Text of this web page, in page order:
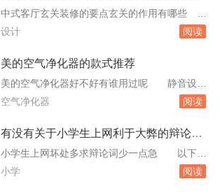
业最及时、最全面的地板新闻资讯。9正建材
网：9正建材网中国建材第一网是建材行业门。
么方法
中式客厅玄关装修的要点玄关的作用有哪些
大家要了解装修的要点和小常识。中式装修还是
厅玄关装修的要点是什么，玄关的作用有哪些
由于大多数的客厅玄关规划都是没有天然光源
的，所以我们在真正设计的时候就要对这方面多
设计 阅读
美的空气净化器的款式推荐
美的空气净化器好不好有谁用过呢 静音设
计：尽管具备高效的净化能力，美的空气净化器
合在卧室、客厅等需要安静环境的地方使用。用
性价比相对较高，且品牌信誉良好。多数用户对
其性能表示满意，并愿意推荐给他人。综上。美
空气净化器 阅读
有没有关于小学生上网利于大弊的辩论资
料啊要少量的谢谢
小学生上网坏处多求辩论词少一点急 以下是
关于“小学生上网坏处多”的辩论词：对身体健康
小学 阅读